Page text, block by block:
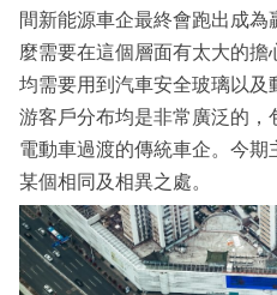
間新能源車企最終會跑出成
麼需要在這個層面有太大的
均需要用到汽車安全玻璃以
游客戶分布均是非常廣泛的，
電動車過渡的傳統車企。今
某個相同及相異之處。